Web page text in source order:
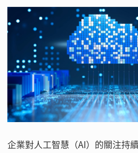
企業對人工智慧（AI）的關注持